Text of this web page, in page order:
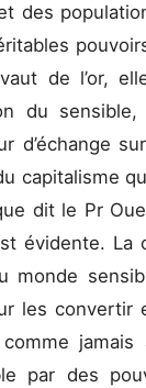
des
de l’or,
du
capitalisme
dit le Pr
évidente.
monde
les convertir
jamais
par des